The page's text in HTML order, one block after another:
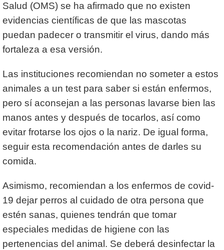
Salud (OMS) se ha afirmado que no existen
evidencias científicas de que las mascotas
puedan padecer o transmitir el virus, dando más
fortaleza a esa versión.
Las instituciones recomiendan no someter a estos
animales a un test para saber si están enfermos,
pero sí aconsejan a las personas lavarse bien las
manos antes y después de tocarlos, así como
evitar frotarse los ojos o la nariz. De igual forma,
seguir esta recomendación antes de darles su
comida.
Asimismo, recomiendan a los enfermos de covid-
19 dejar perros al cuidado de otra persona que
estén sanas, quienes tendrán que tomar
especiales medidas de higiene con las
pertenencias del animal. Se deberá desinfectar la